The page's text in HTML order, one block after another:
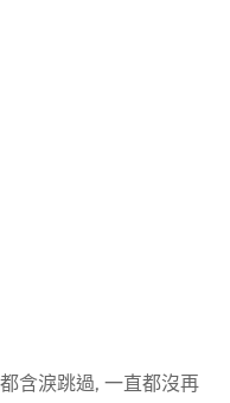
含淚跳過, 一直都沒再